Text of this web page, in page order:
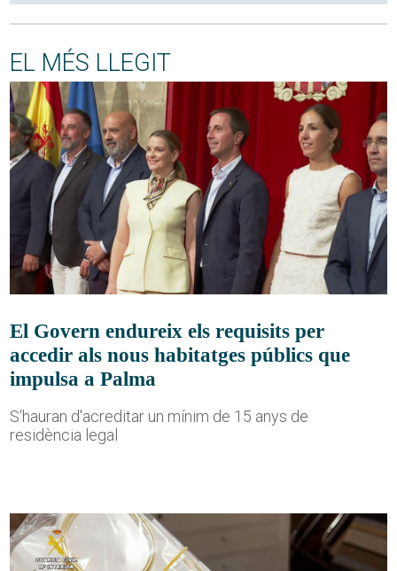
EL MÉS LLEGIT
El Govern endureix els requisits per
accedir als nous habitatges públics que
impulsa a Palma
S'hauran d'acreditar un mínim de 15 anys de
residència legal